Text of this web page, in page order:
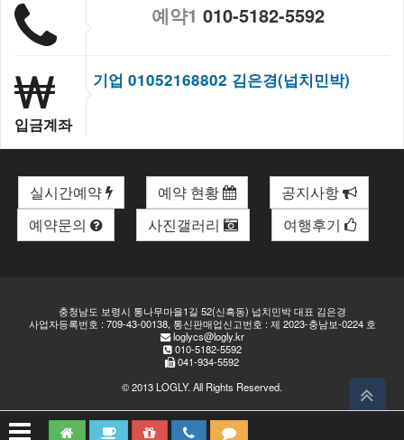
예약1 010-5182-5592
입금계좌
기업 01052168802 김은경(넙치민박)
실시간예약 예약 현황
공지사항
예약문의
사진갤러리 여행후기
충청남도 보령시 통나무마을1길 52(신흑동) 넙치민박 대표 김은경
사업자등록번호 : 709-43-00138, 통신판매업신고번호 : 제 2023-충남보-0224 호
loglycs@logly.kr
010-5182-5592
041-934-5592
© 2013 LOGLY. All Rights Reserved.